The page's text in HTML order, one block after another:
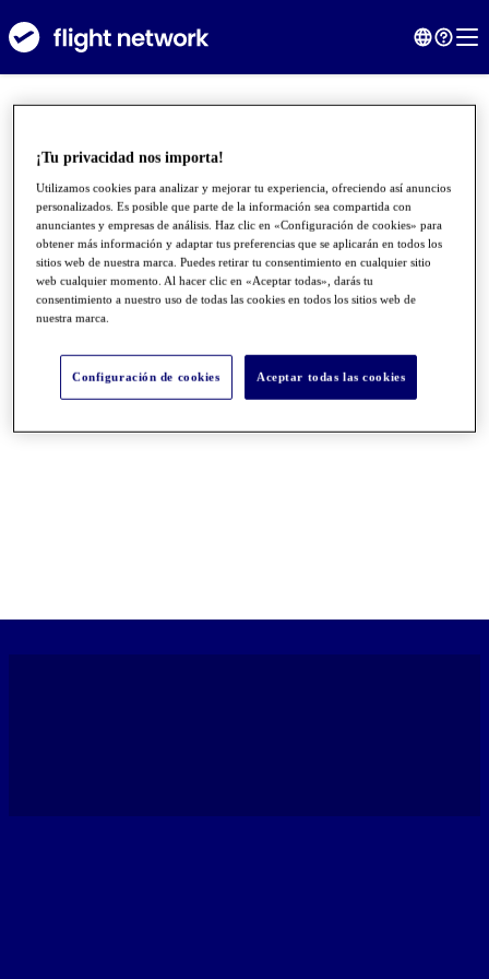
●●●
¡Tu privacidad nos importa!
Utilizamos cookies para analizar y mejorar tu experiencia, ofreciendo así anuncios
personalizados. Es posible que parte de la información sea compartida con
anunciantes y empresas de análisis. Haz clic en «Configuración de cookies» para
obtener más información y adaptar tus preferencias que se aplicarán en todos los
sitios web de nuestra marca. Puedes retirar tu consentimiento en cualquier sitio
web cualquier momento. Al hacer clic en «Aceptar todas», darás tu
consentimiento a nuestro uso de todas las cookies en todos los sitios web de
nuestra marca.
Configuración de cookies Aceptar todas las cookies